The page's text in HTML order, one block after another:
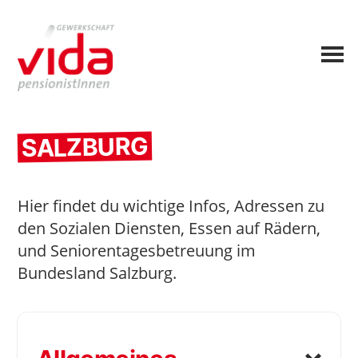
SALZBURG
Hier findet du wichtige Infos, Adressen zu
den Sozialen Diensten, Essen auf Rädern,
und Seniorentagesbetreuung im
Bundesland Salzburg.